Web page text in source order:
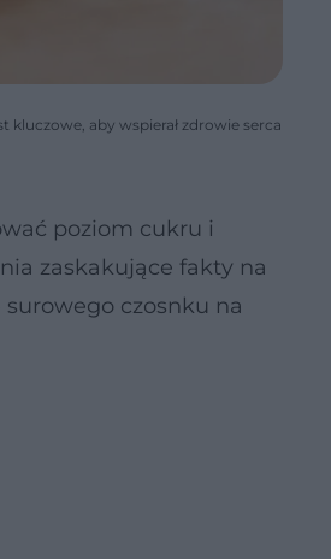
aby wspierał zdrowie serca
poziom cukru i
zaskakujące fakty na
czosnku na